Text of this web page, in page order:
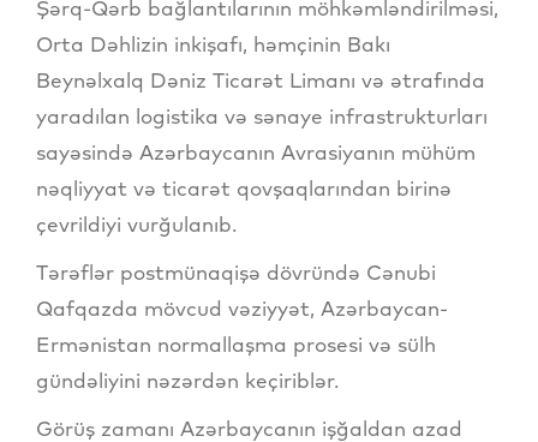
Şərq-Qərb bağlantılarının möhkəmləndirilməsi,
Orta Dəhlizin inkişafı, həmçinin Bakı
Beynəlxalq Dəniz Ticarət Limanı və ətrafında
yaradılan logistika və sənaye infrastrukturları
sayəsində Azərbaycanın Avrasiyanın mühüm
nəqliyyat və ticarət qovşaqlarından birinə
çevrildiyi vurğulanıb.
Tərəflər postmünaqişə dövründə Cənubi
Qafqazda mövcud vəziyyət, Azərbaycan-
Ermənistan normallaşma prosesi və sülh
gündəliyini nəzərdən keçiriblər.
Görüş zamanı Azərbaycanın işğaldan azad